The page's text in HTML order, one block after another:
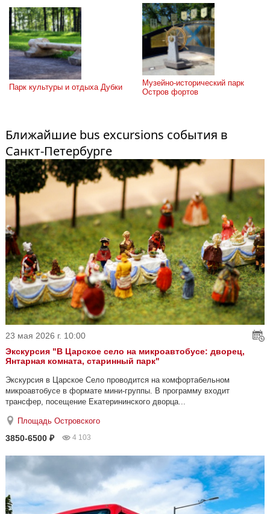
Парк культуры и отдыха Дубки
Музейно-исторический парк
Остров фортов
Ближайшие bus excursions события в
Санкт-Петербурге
23 мая 2026 г. 10:00
Экскурсия "В Царское село на микроавтобусе: дворец,
Янтарная комната, старинный парк"
Экскурсия в Царское Село проводится на комфортабельном
микроавтобусе в формате мини-группы. В программу входит
трансфер, посещение Екатерининского дворца...
Площадь Островского
3850-6500 ₽ 4 103